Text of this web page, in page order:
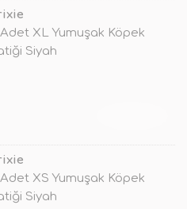
XL Yumuşak Köpek
Siyah
XS Yumuşak Köpek
Siyah